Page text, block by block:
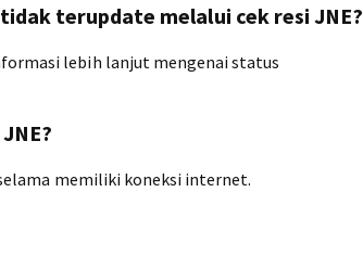
terupdate melalui cek resi JNE?
lebih lanjut mengenai status
memiliki koneksi internet.